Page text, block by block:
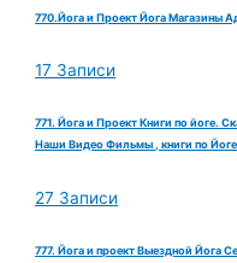
770.Йога и Проект Йога Магазины
17 Записи
771. Йога и Проект Книги по йоге.
Наши Видео Фильмы , книги по Йоге
27 Записи
777. Йога и проект Выездной Йога